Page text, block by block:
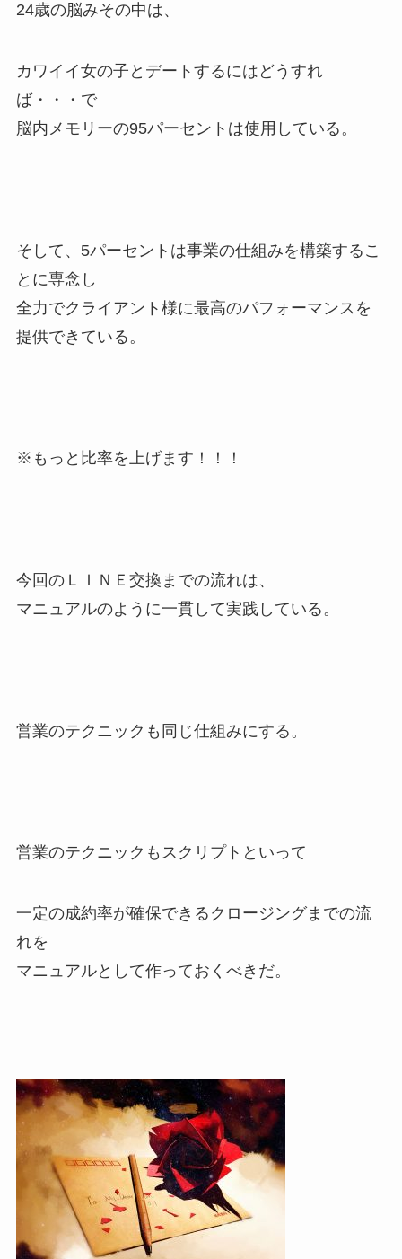
24歳の脳みその中は、
カワイイ女の子とデートするにはどうすれ
ば・・・で
脳内メモリーの95パーセントは使用している。
そして、5パーセントは事業の仕組みを構築するこ
とに専念し
全力でクライアント様に最高のパフォーマンスを
提供できている。
※もっと比率を上げます！！！
今回のＬＩＮＥ交換までの流れは、
マニュアルのように一貫して実践している。
営業のテクニックも同じ仕組みにする。
営業のテクニックもスクリプトといって
一定の成約率が確保できるクロージングまでの流
れを
マニュアルとして作っておくべきだ。